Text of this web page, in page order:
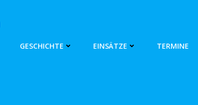
GESCHICHTE EINSÄTZE TERMINE